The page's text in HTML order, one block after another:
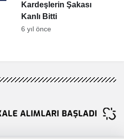
Kardeşlerin Şakası
Kanlı Bitti
6 yıl önce